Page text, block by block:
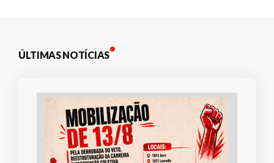
ÚLTIMAS NOTÍCIAS